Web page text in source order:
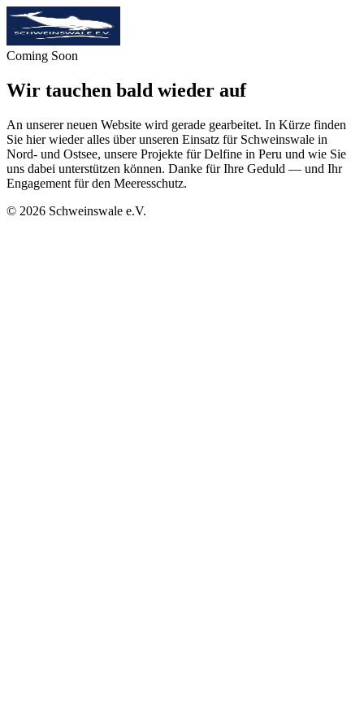
Coming Soon
Wir tauchen bald wieder auf
An unserer neuen Website wird gerade gearbeitet. In Kürze finden
Sie hier wieder alles über unseren Einsatz für Schweinswale in
Nord- und Ostsee, unsere Projekte für Delfine in Peru und wie Sie
uns dabei unterstützen können. Danke für Ihre Geduld — und Ihr
Engagement für den Meeresschutz.
© 2026 Schweinswale e.V.